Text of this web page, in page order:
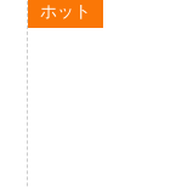
ホット